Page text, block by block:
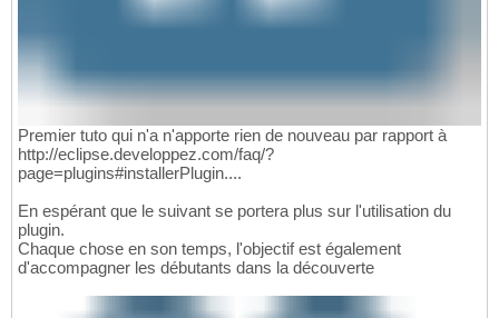
Premier tuto qui n'a n'apporte rien de nouveau par rapport à
http://eclipse.developpez.com/faq/?
page=plugins#installerPlugin....
En espérant que le suivant se portera plus sur l'utilisation du
plugin.
Chaque chose en son temps, l'objectif est également
d'accompagner les débutants dans la découverte